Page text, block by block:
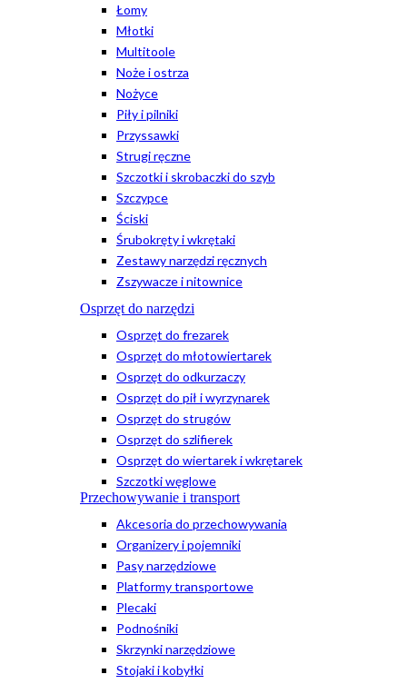
Łomy
Młotki
Multitoole
Noże i ostrza
Nożyce
Piły i pilniki
Przyssawki
Strugi ręczne
Szczotki i skrobaczki do szyb
Szczypce
Ściski
Śrubokręty i wkrętaki
Zestawy narzędzi ręcznych
Zszywacze i nitownice
Osprzęt do narzędzi
Osprzęt do frezarek
Osprzęt do młotowiertarek
Osprzęt do odkurzaczy
Osprzęt do pił i wyrzynarek
Osprzęt do strugów
Osprzęt do szlifierek
Osprzęt do wiertarek i wkrętarek
Szczotki węglowe
Przechowywanie i transport
Akcesoria do przechowywania
Organizery i pojemniki
Pasy narzędziowe
Platformy transportowe
Plecaki
Podnośniki
Skrzynki narzędziowe
Stojaki i kobyłki